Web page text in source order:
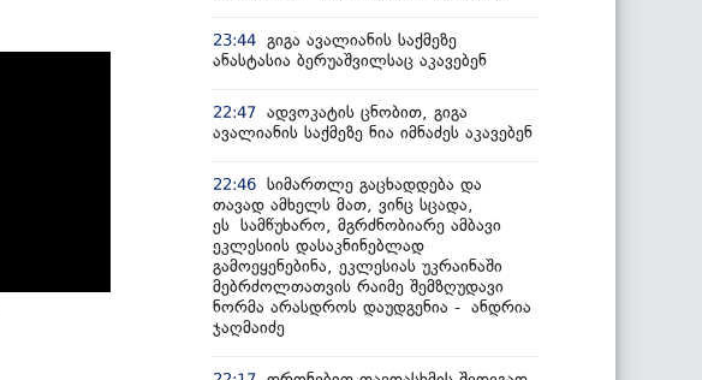
23:44 გიგა ავალიანის საქმეზე
ანასტასია ბერუაშვილსაც აკავებენ
22:47 ადვოკატის ცნობით, გიგა
ავალიანის საქმეზე ნია იმნაძეს აკავებენ
22:46 სიმართლე გაცხადდება და
თავად ამხელს მათ, ვინც სცადა,
ეს სამწუხარო, მგრძნობიარე ამბავი
ეკლესიის დასაკნინებლად
გამოეყენებინა, ეკლესიას უკრაინაში
მებრძოლთათვის რაიმე შემზღუდავი
ნორმა არასდროს დაუდგენია - ანდრია
ჯაღმაიძე